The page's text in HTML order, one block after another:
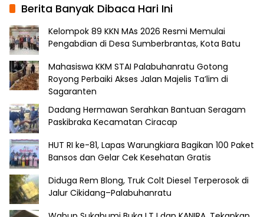
Berita Banyak Dibaca Hari Ini
Kelompok 89 KKN MAs 2026 Resmi Memulai
Pengabdian di Desa Sumberbrantas, Kota Batu
Mahasiswa KKM STAI Palabuhanratu Gotong
Royong Perbaiki Akses Jalan Majelis Ta’lim di
Sagaranten
Dadang Hermawan Serahkan Bantuan Seragam
Paskibraka Kecamatan Ciracap
HUT RI ke-81, Lapas Warungkiara Bagikan 100 Paket
Bansos dan Gelar Cek Kesehatan Gratis
Diduga Rem Blong, Truk Colt Diesel Terperosok di
Jalur Cikidang–Palabuhanratu